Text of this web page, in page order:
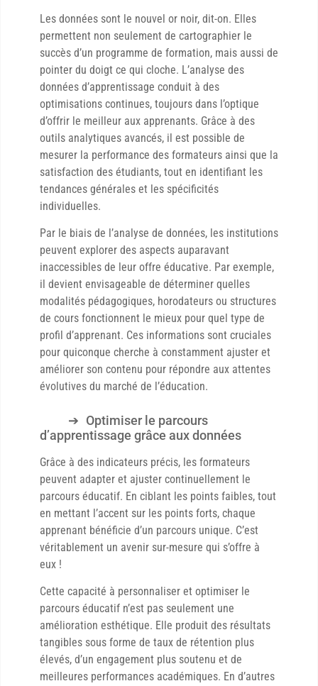
Les données sont le nouvel or noir, dit-on. Elles
permettent non seulement de cartographier le
succès d’un programme de formation, mais aussi de
pointer du doigt ce qui cloche. L’analyse des
données d’apprentissage conduit à des
optimisations continues, toujours dans l’optique
d’offrir le meilleur aux apprenants. Grâce à des
outils analytiques avancés, il est possible de
mesurer la performance des formateurs ainsi que la
satisfaction des étudiants, tout en identifiant les
tendances générales et les spécificités
individuelles.
Par le biais de l’analyse de données, les institutions
peuvent explorer des aspects auparavant
inaccessibles de leur offre éducative. Par exemple,
il devient envisageable de déterminer quelles
modalités pédagogiques, horodateurs ou structures
de cours fonctionnent le mieux pour quel type de
profil d’apprenant. Ces informations sont cruciales
pour quiconque cherche à constamment ajuster et
améliorer son contenu pour répondre aux attentes
évolutives du marché de l’éducation.
Optimiser le parcours
d’apprentissage grâce aux données
Grâce à des indicateurs précis, les formateurs
peuvent adapter et ajuster continuellement le
parcours éducatif. En ciblant les points faibles, tout
en mettant l’accent sur les points forts, chaque
apprenant bénéficie d’un parcours unique. C’est
véritablement un avenir sur-mesure qui s’offre à
eux !
Cette capacité à personnaliser et optimiser le
parcours éducatif n’est pas seulement une
amélioration esthétique. Elle produit des résultats
tangibles sous forme de taux de rétention plus
élevés, d’un engagement plus soutenu et de
meilleures performances académiques. En d’autres